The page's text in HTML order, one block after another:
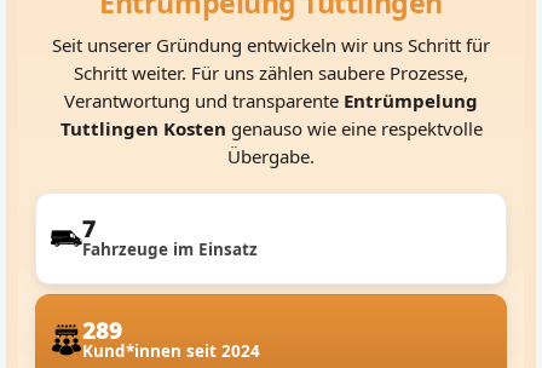
Seit unserer Gründung entwickeln wir uns Schritt für
Schritt weiter. Für uns zählen saubere Prozesse,
Verantwortung und transparente Entrümpelung
Tuttlingen Kosten genauso wie eine respektvolle
Übergabe.
7
Fahrzeuge im Einsatz
289
Kund*innen seit 2024